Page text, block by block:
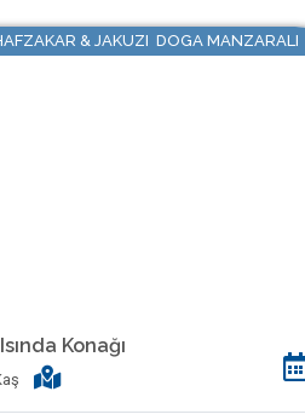
& JAKUZI DOGA MANZARALI
Konağı